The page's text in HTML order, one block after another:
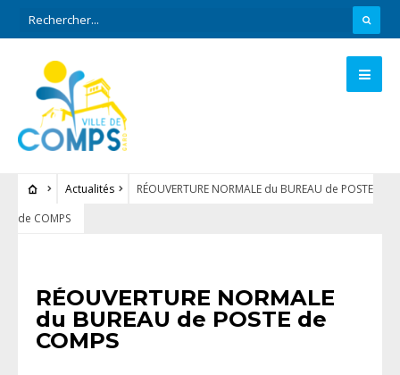
Actualités
RÉOUVERTURE NORMALE du BUREAU de POSTE
de COMPS
RÉOUVERTURE NORMALE
du BUREAU de POSTE de
COMPS